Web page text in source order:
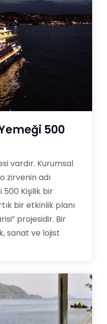
500
vardır. Kurumsal
zirvenin adı
500 Kişilik bir
bir etkinlik planı
projesidir. Bir
sanat ve lojist